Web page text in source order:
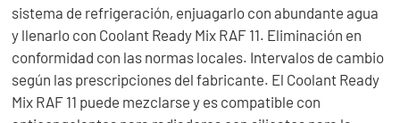
sistema de refrigeración, enjuagarlo con abundante agua
y llenarlo con Coolant Ready Mix RAF 11. Eliminación en
conformidad con las normas locales. Intervalos de cambio
según las prescripciones del fabricante. El Coolant Ready
Mix RAF 11 puede mezclarse y es compatible con